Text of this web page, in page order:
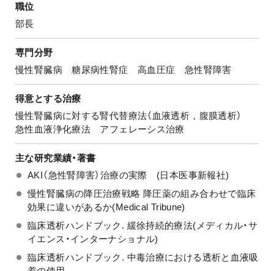
職位
部長
専門分野
慢性腎臓病 糖尿病性腎症 高血圧症 急性腎障害
得意とする治療
慢性腎臓病に対する腎代替療法（血液透析，腹膜透析）
急性血液浄化療法 アフェレーシス治療
主な研究業績・著書
AKI（急性腎障害）治療の実際 (日本医事新報社)
慢性腎臓病の降圧治療戦略 降圧薬の組み合わせで臨床
効果に違いがあるか(Medical Tribune)
臨床透析ハンドブック. 緩徐持続的療法(メディカル・サ
イエンス・インターナショナル)
臨床透析ハンドブック. 中毒治療における透析と血液吸